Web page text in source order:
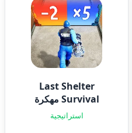
Last Shelter
Survival مهكرة
استراتيجية